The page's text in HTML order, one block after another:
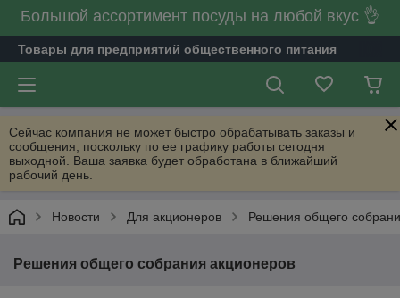
Большой ассортимент посуды на любой вкус 👌
Товары для предприятий общественного питания
Сейчас компания не может быстро обрабатывать заказы и
сообщения, поскольку по ее графику работы сегодня
выходной. Ваша заявка будет обработана в ближайший
рабочий день.
Новости Для акционеров Решения общего
Решения общего собрания акционеров